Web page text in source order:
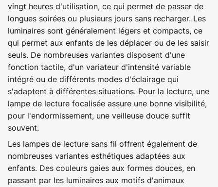
vingt heures d'utilisation, ce qui permet de passer de
longues soirées ou plusieurs jours sans recharger. Les
luminaires sont généralement légers et compacts, ce
qui permet aux enfants de les déplacer ou de les saisir
seuls. De nombreuses variantes disposent d'une
fonction tactile, d'un variateur d'intensité variable
intégré ou de différents modes d'éclairage qui
s'adaptent à différentes situations. Pour la lecture, une
lampe de lecture focalisée assure une bonne visibilité,
pour l'endormissement, une veilleuse douce suffit
souvent.
Les lampes de lecture sans fil offrent également de
nombreuses variantes esthétiques adaptées aux
enfants. Des couleurs gaies aux formes douces, en
passant par les luminaires aux motifs d'animaux